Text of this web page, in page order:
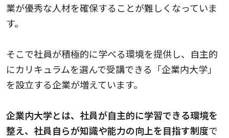
業が優秀な人材を確保することが難しくなっていま
す。
そこで社員が積極的に学べる環境を提供し、自主的
にカリキュラムを選んで受講できる「企業内大学」
を設立する企業が増えています。
企業内大学とは、社員が自主的に学習できる環境を
整え、社員自らが知識や能力の向上を目指す制度で